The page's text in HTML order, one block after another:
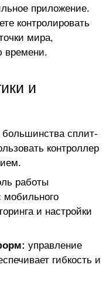
приложение.
контролировать
мира,
времени.
и
сплит-
контроллер
работы
мобильного
и настройки
управление
гибкость и